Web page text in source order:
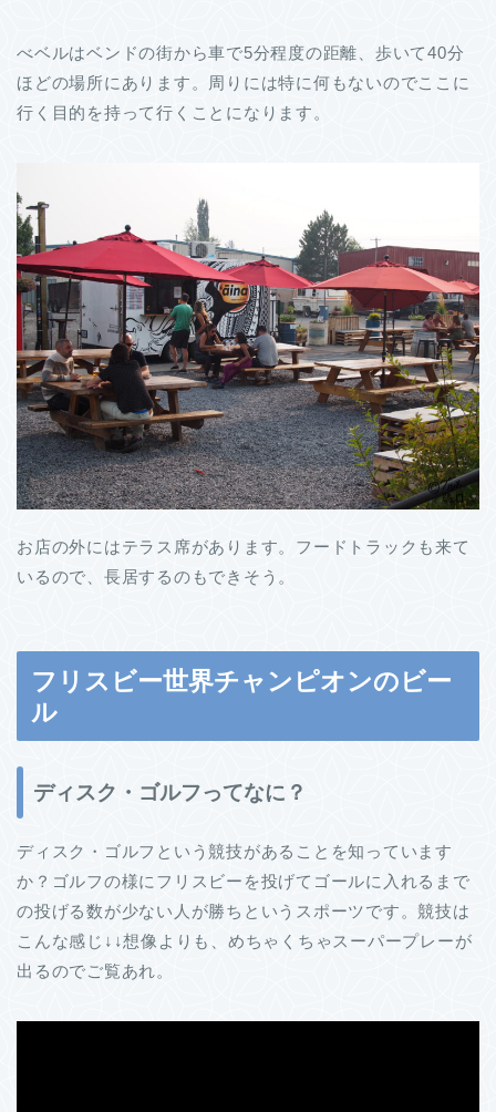
べベルはベンドの街から車で5分程度の距離、歩いて40分
ほどの場所にあります。周りには特に何もないのでここに
行く目的を持って行くことになります。
お店の外にはテラス席があります。フードトラックも来て
いるので、長居するのもできそう。
フリスビー世界チャンピオンのビー
ル
ディスク・ゴルフってなに？
ディスク・ゴルフという競技があることを知っています
か？ゴルフの様にフリスビーを投げてゴールに入れるまで
の投げる数が少ない人が勝ちというスポーツです。競技は
こんな感じ↓↓想像よりも、めちゃくちゃスーパープレーが
出るのでご覧あれ。